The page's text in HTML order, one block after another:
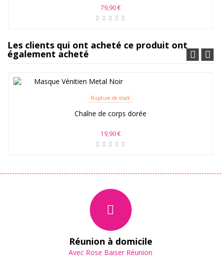
79,90 €
Les clients qui ont acheté ce produit ont
également acheté
Rupture de stock
Chaîne de corps dorée
19,90 €
Réunion à domicile
Avec Rose Baiser Réunion